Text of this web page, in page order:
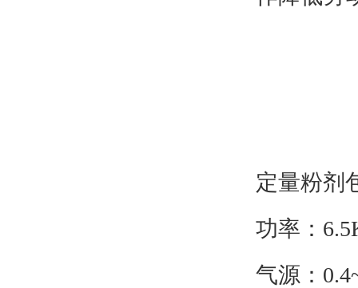
定量粉剂
功率：
气源：